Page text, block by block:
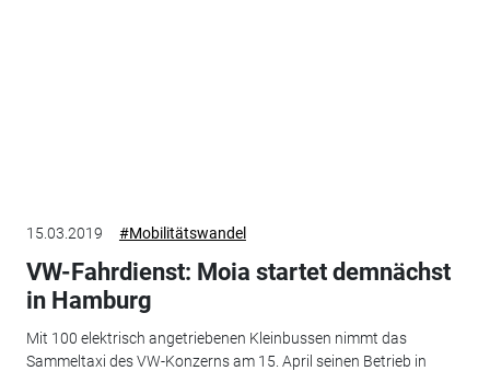
15.03.2019 #Mobilitätswandel
VW-Fahrdienst: Moia startet demnächst
in Hamburg
Mit 100 elektrisch angetriebenen Kleinbussen nimmt das
Sammeltaxi des VW-Konzerns am 15. April seinen Betrieb in